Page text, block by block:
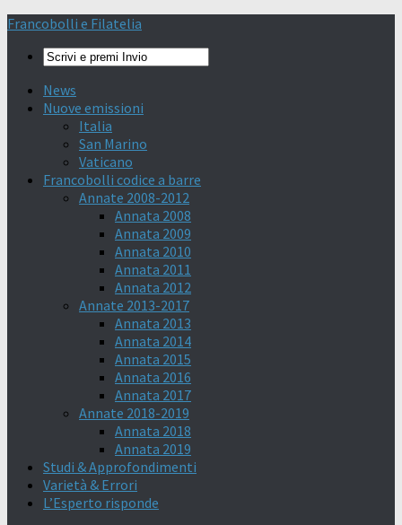
Francobolli e Filatelia
News
Nuove emissioni
Italia
San Marino
Vaticano
Francobolli codice a barre
Annate 2008-2012
Annata 2008
Annata 2009
Annata 2010
Annata 2011
Annata 2012
Annate 2013-2017
Annata 2013
Annata 2014
Annata 2015
Annata 2016
Annata 2017
Annate 2018-2019
Annata 2018
Annata 2019
Studi & Approfondimenti
Varietà & Errori
L’Esperto risponde